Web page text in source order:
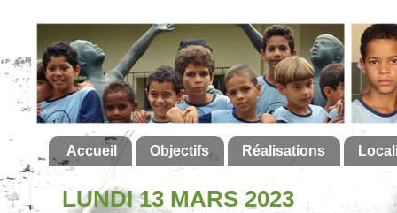
Accueil Objectifs Réalisations
LUNDI 13 MARS 2023